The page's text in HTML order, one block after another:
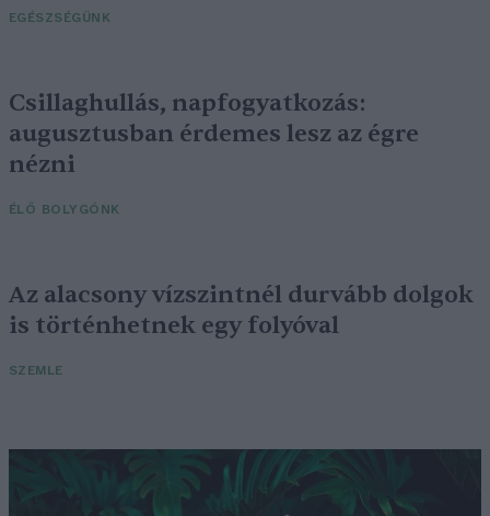
EGÉSZSÉGÜNK
Csillaghullás, napfogyatkozás:
augusztusban érdemes lesz az égre
nézni
ÉLŐ BOLYGÓNK
Az alacsony vízszintnél durvább dolgok
is történhetnek egy folyóval
SZEMLE